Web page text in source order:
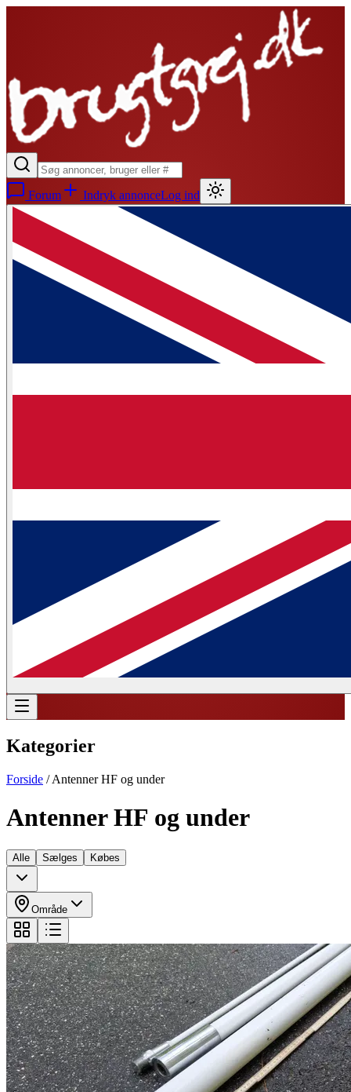
Forum Indryk annonceLog ind
Kategorier
Forside /Antenner HF og under
Antenner HF og under
Alle Sælges Købes
Område